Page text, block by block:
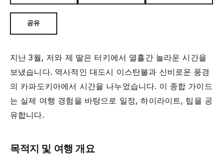
공유
지난 3월, 저와 제 딸은 터키에서 열흘간 놀라운 시간을
보냈습니다. 역사적인 대도시 이스탄불과 신비로운 풍경
의 카파도키아에서 시간을 나누었습니다. 이 종합 가이드
는 실제 여행 경험을 바탕으로 일정, 하이라이트, 팁을 공
유합니다.
목적지 및 여행 개요